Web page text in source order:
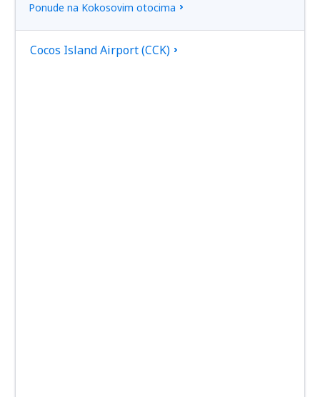
Ponude na Kokosovim otocima
Cocos Island Airport (CCK)